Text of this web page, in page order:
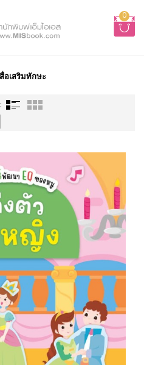
0
อเสริมทักษะ